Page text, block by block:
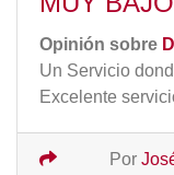
Opinión sobre
Un Servicio
Excelente
Por